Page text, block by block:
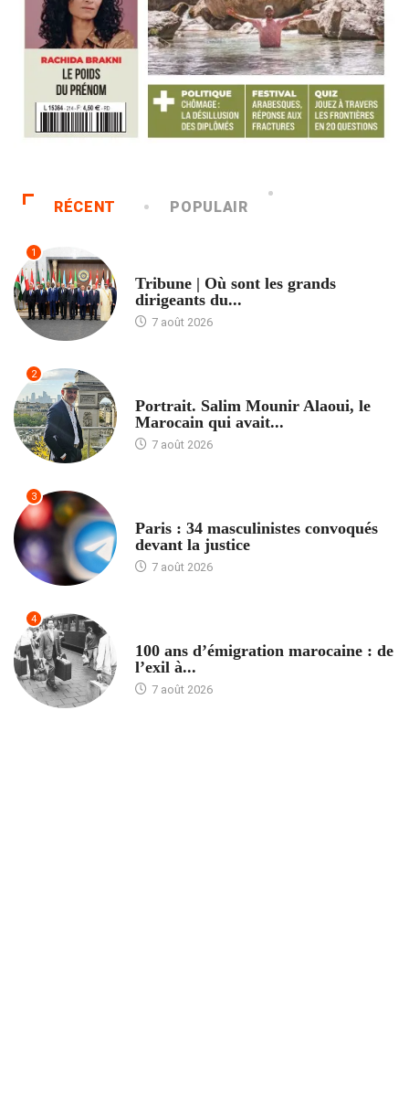
RÉCENT POPULAIR
1
Tribune | Où sont les grands
dirigeants du...
7 août 2026
2
Portrait. Salim Mounir Alaoui, le
Marocain qui avait...
7 août 2026
3
Paris : 34 masculinistes convoqués
devant la justice
7 août 2026
4
100 ans d’émigration marocaine : de
l’exil à...
7 août 2026